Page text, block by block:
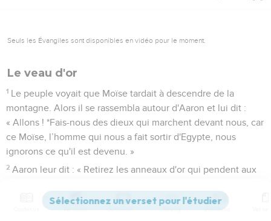
Seuls les Évangiles sont disponibles en vidéo pour le moment.
Le veau d'or
1 Le peuple voyait que Moïse tardait à descendre de la
montagne. Alors il se rassembla autour d'Aaron et lui dit :
« Allons ! *Fais-nous des dieux qui marchent devant nous, car
ce Moïse, l’homme qui nous a fait sortir d'Egypte, nous
ignorons ce qu'il est devenu. »
2 Aaron leur dit : « Retirez les anneaux d'or qui pendent aux
apportez-les-moi. »
Versions Commentaires Strong